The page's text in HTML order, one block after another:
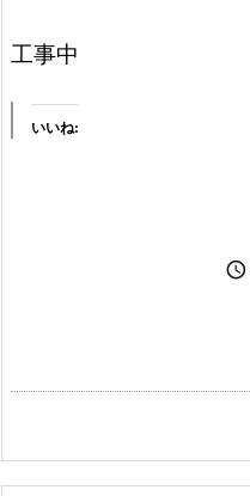
工事中
いいね:
